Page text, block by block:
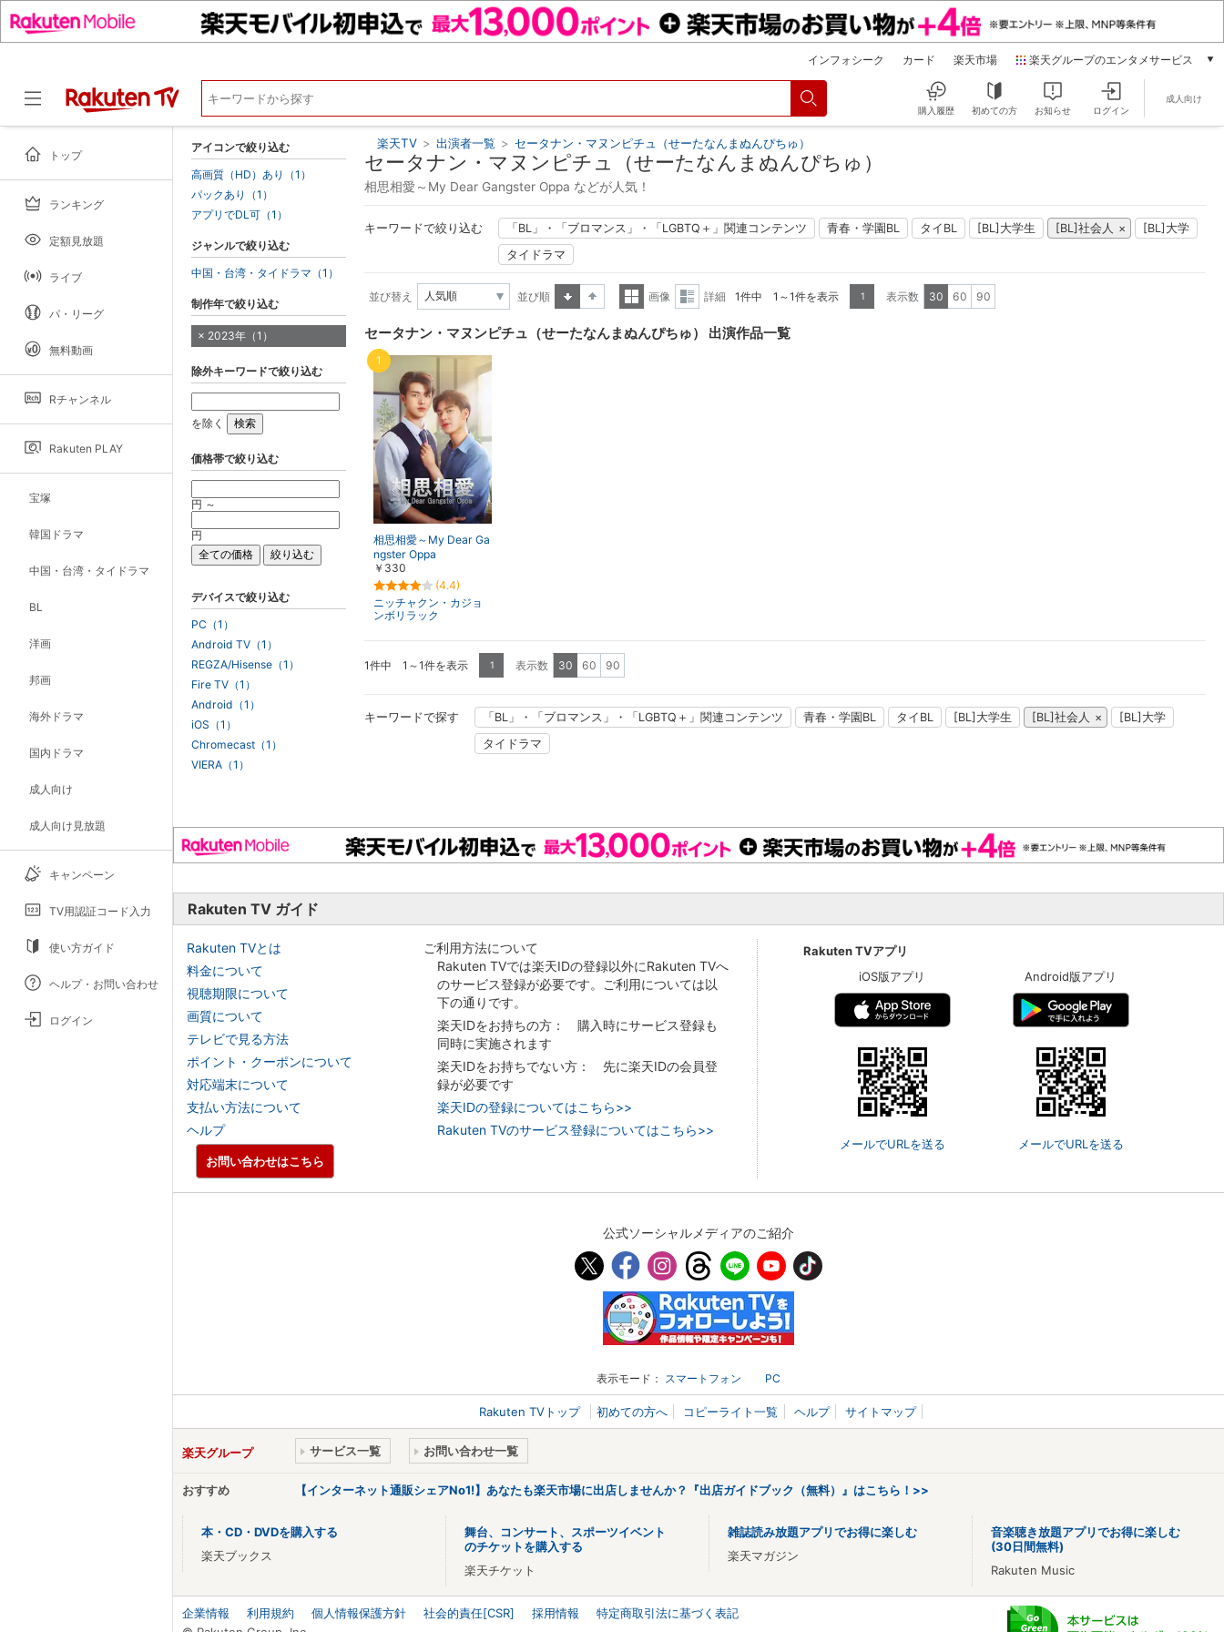
インフォシーク カード 楽天市場 楽天グループのエンタメサービス
本/ゲーム/CD/DVD
雑誌読み放題
楽天マガジン
動画配信
購入履歴 初めての方 お知らせ ログイン
成人向け
トップ
ランキング
定額見放題
ライブ
パ・リーグ
無料動画
Rチャンネル
Rakuten PLAY
宝塚
韓国ドラマ
中国・台湾・タイドラマ
BL
洋画
邦画
海外ドラマ
国内ドラマ
成人向け
成人向け見放題
キャンペーン
TV用認証コード入力
使い方ガイド
ヘルプ・お問い合わせ
ログイン
楽天TV > 出演者一覧 > セータナン・マヌンピチュ（せーたなんまぬんぴちゅ）
セータナン・マヌンピチュ（せーたなんまぬんぴちゅ）
相思相愛～My Dear Gangster Oppa などが人気！
キーワードで絞り込む 「BL」・「ブロマンス」・「LGBTQ＋」関連コンテンツ 青春・学園BL タイBL [BL]大学生 [BL]社会人
[BL]大学
タイドラマ
並び替え
並び順
表示
画像
表示
詳細 1件中 1～1件を表示 1 表示数 30 60 90
セータナン・マヌンピチュ（せーたなんまぬんぴちゅ） 出演作品一覧
相思相愛～My Dear Ga
ngster Oppa
￥330
(4.4)
ニッチャクン・カジョ
ンボリラック
1
1件中 1～1件を表示 1 表示数 30 60 90
キーワードで探す 「BL」・「ブロマンス」・「LGBTQ＋」関連コンテンツ 青春・学園BL タイBL [BL]大学生 [BL]社会人
[BL]大学
タイドラマ
アイコンで絞り込む
高画質（HD）あり（1）
パックあり（1）
アプリでDL可（1）
ジャンルで絞り込む
中国・台湾・タイドラマ（1）
制作年で絞り込む
2023年（1）
除外キーワードで絞り込む
を除く
価格帯で絞り込む
円 ～
円
デバイスで絞り込む
PC（1）
Android TV（1）
REGZA/Hisense（1）
Fire TV（1）
Android（1）
iOS（1）
Chromecast（1）
VIERA（1）
Rakuten TV ガイド
Rakuten TVとは
料金について
視聴期限について
画質について
テレビで見る方法
ポイント・クーポンについて
対応端末について
支払い方法について
ヘルプ
ご利用方法について
Rakuten TVでは楽天IDの登録以外にRakuten TVへ
のサービス登録が必要です。ご利用については以
下の通りです。
楽天IDをお持ちの方： 購入時にサービス登録も
同時に実施されます
楽天IDをお持ちでない方： 先に楽天IDの会員登
録が必要です
楽天IDの登録についてはこちら>>
Rakuten TVのサービス登録についてはこちら>>
Rakuten TVアプリ
iOS版アプリ
メールでURLを送る
Android版アプリ
メールでURLを送る
お問い合わせはこちら
公式ソーシャルメディアのご紹介
表示モード： スマートフォン PC
Rakuten TVトップ 初めての方へ コピーライト一覧 ヘルプ サイトマップ
楽天グループ サービス一覧 お問い合わせ一覧
おすすめ 【インターネット通販シェアNo1!】あなたも楽天市場に出店しませんか？『出店ガイドブック（無料）』はこちら！>>
本・CD・DVDを購入する
楽天ブックス
舞台、コンサート、スポーツイベント
のチケットを購入する
楽天チケット
雑誌読み放題アプリでお得に楽しむ
楽天マガジン
音楽聴き放題アプリでお得に楽しむ
(30日間無料)
Rakuten Music
企業情報 利用規約 個人情報保護方針 社会的責任[CSR] 採用情報
特定商取引法に基づく表記